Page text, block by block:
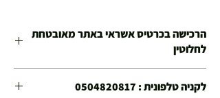
הרכישה בכרטיס אשראי באתר מאובטחת
לחלוטין
הובלה: 175 ₪
לקניה טלפונית : 0504820817